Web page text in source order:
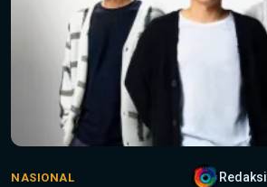
NASIONAL Redaksi